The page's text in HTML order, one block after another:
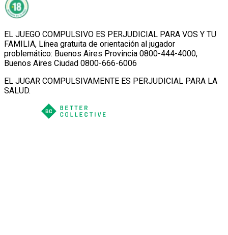
EL JUEGO COMPULSIVO ES PERJUDICIAL PARA VOS Y TU
FAMILIA, Línea gratuita de orientación al jugador
problemático: Buenos Aires Provincia 0800-444-4000,
Buenos Aires Ciudad 0800-666-6006
EL JUGAR COMPULSIVAMENTE ES PERJUDICIAL PARA LA
SALUD.